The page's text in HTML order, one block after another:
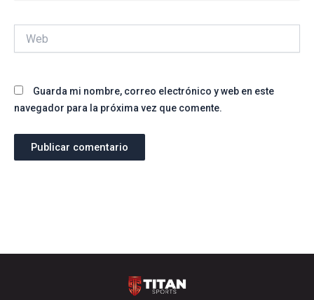
Guarda mi nombre, correo electrónico y web en este
navegador para la próxima vez que comente.